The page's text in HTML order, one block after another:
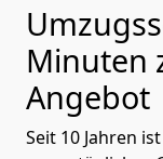
Minuten
Angebot
Seit 10 Jahren